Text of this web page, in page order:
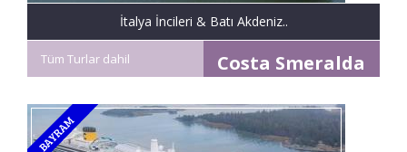
İtalya İncileri & Batı Akdeniz..
Tüm Turlar dahil Costa Smeralda